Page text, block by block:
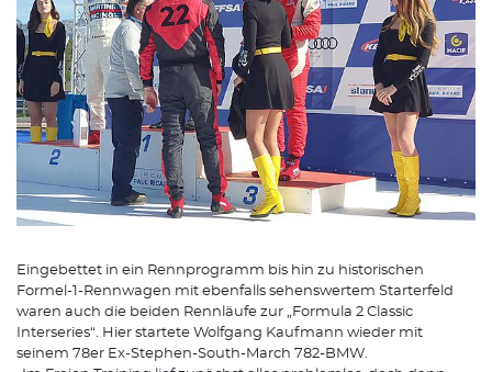
Eingebettet in ein Rennprogramm bis hin zu historischen
Formel-1-Rennwagen mit ebenfalls sehenswertem Starterfeld
waren auch die beiden Rennläufe zur „Formula 2 Classic
Interseries“. Hier startete Wolfgang Kaufmann wieder mit
seinem 78er Ex-Stephen-South-March 782-BMW.